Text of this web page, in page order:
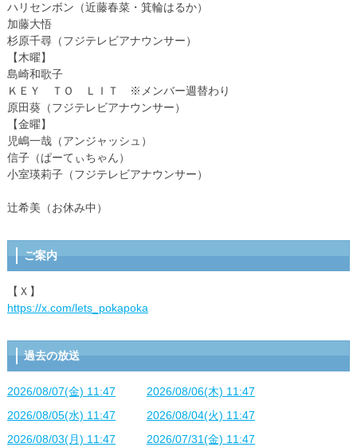
ハリセンボン（近藤春菜・箕輪はるか）
加藤大悟
杉原千尋（フジテレビアナウンサー）
【木曜】
島崎和歌子
ＫＥＹ ＴＯ ＬＩＴ ※メンバー週替わり
原田葵（フジテレビアナウンサー）
【金曜】
児嶋一哉（アンジャッシュ）
信子（ぱーてぃちゃん）
小室瑛莉子（フジテレビアナウンサー）
辻希美（お休み中）
ご案内
【Ｘ】
https://x.com/lets_pokapoka
過去の放送
2026/08/07(金) 11:47
2026/08/06(木) 11:47
2026/08/05(水) 11:47
2026/08/04(火) 11:47
2026/08/03(月) 11:47
2026/07/31(金) 11:47